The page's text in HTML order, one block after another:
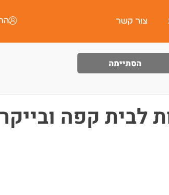
צור קשר
הסתיימה
לבית קפה